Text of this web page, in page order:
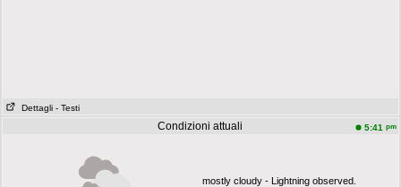
Dettagli - Testi
Condizioni attuali 5:41 pm
mostly cloudy - Lightning observed.